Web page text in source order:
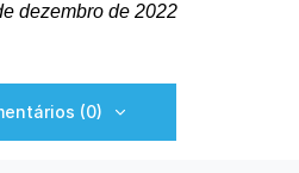
dezembro de 2022
(0)